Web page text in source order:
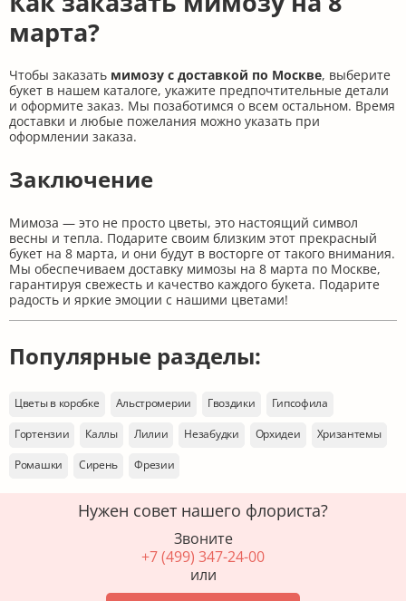
марта?
Чтобы заказать мимозу с доставкой по Москве, выберите
букет в нашем каталоге, укажите предпочтительные детали
и оформите заказ. Мы позаботимся о всем остальном. Время
доставки и любые пожелания можно указать при
оформлении заказа.
Заключение
Мимоза — это не просто цветы, это настоящий символ
весны и тепла. Подарите своим близким этот прекрасный
букет на 8 марта, и они будут в восторге от такого внимания.
Мы обеспечиваем доставку мимозы на 8 марта по Москве,
гарантируя свежесть и качество каждого букета. Подарите
радость и яркие эмоции с нашими цветами!
Популярные разделы:
Цветы в коробке Альстромерии Гвоздики
Гипсофила
Гортензии
Каллы Лилии Незабудки Орхидеи
Хризантемы
Ромашки
Сирень Фрезии
Нужен совет нашего флориста?
Звоните
+7 (499) 347-24-00
или